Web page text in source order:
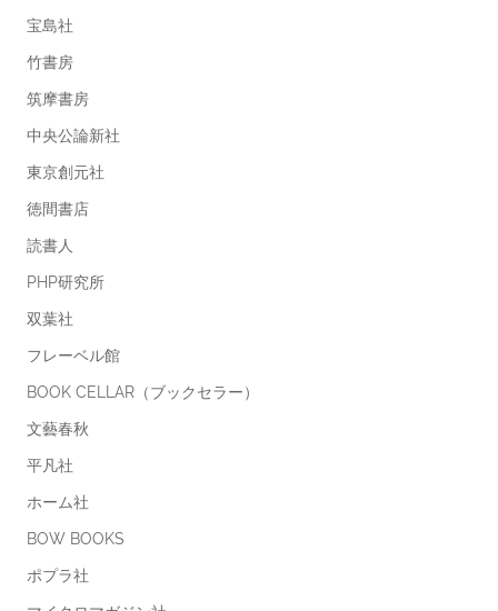
宝島社
竹書房
筑摩書房
中央公論新社
東京創元社
徳間書店
読書人
PHP研究所
双葉社
フレーベル館
BOOK CELLAR（ブックセラー）
文藝春秋
平凡社
ホーム社
BOW BOOKS
ポプラ社